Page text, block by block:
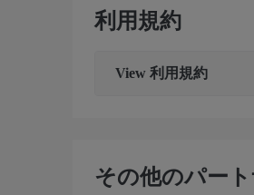
利用規約
View 利用規約
その他のパー